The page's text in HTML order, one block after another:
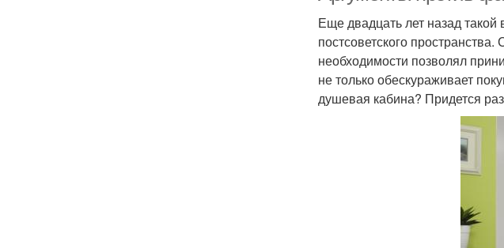
Еще двадцать лет назад
постсоветского
необходимости позволял
не только обескураживает
душевая кабина? Придется